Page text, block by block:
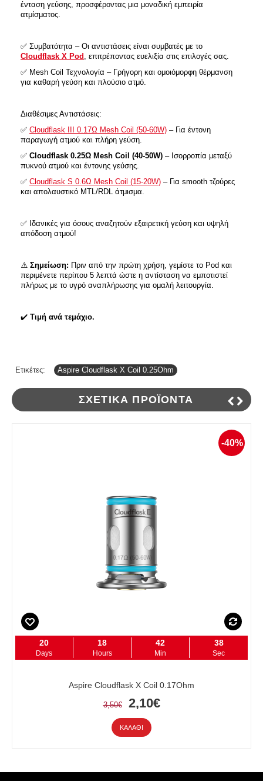
ένταση γεύσης, προσφέροντας μια μοναδική εμπειρία
ατμίσματος.
✅ Συμβατότητα – Οι αντιστάσεις είναι συμβατές με το
Cloudflask X Pod , επιτρέποντας ευελιξία στις επιλογές σας.
✅ Mesh Coil Τεχνολογία – Γρήγορη και ομοιόμορφη θέρμανση
για καθαρή γεύση και πλούσιο ατμό.
Διαθέσιμες Αντιστάσεις:
✅ Cloudflask III 0.17Ω Mesh Coil (50-60W) – Για έντονη
παραγωγή ατμού και πλήρη γεύση.
✅ Cloudflask 0.25Ω Mesh Coil (40-50W) – Ισορροπία μεταξύ
πυκνού ατμού και έντονης γεύσης.
✅ Cloudflask S 0.6Ω Mesh Coil (15-20W) – Για smooth τζούρες
και απολαυστικό MTL/RDL άτμισμα.
✅ Ιδανικές για όσους αναζητούν εξαιρετική γεύση και υψηλή
απόδοση ατμού!
⚠️ Σημείωση: Πριν από την πρώτη χρήση, γεμίστε το Pod και
περιμένετε περίπου 5 λεπτά ώστε η αντίσταση να εμποτιστεί
πλήρως με το υγρό αναπλήρωσης για ομαλή λειτουργία.
✔️ Τιμή ανά τεμάχιο.
Ετικέτες: Aspire Cloudflask X Coil 0.25Ohm
ΣΧΕΤΙΚΆ ΠΡΟΪΌΝΤΑ
-40%
20
Days
18
Hours
42
Min
38
Sec
Aspire Cloudflask X Coil 0.17Ohm
3,50€ 2,10€
ΚΑΛΆΘΙ